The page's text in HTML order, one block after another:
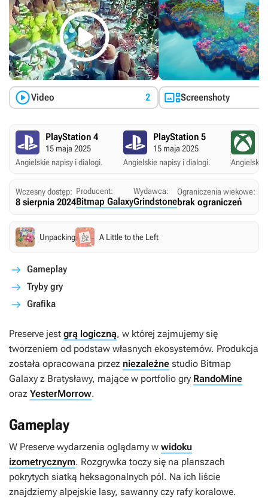

Video 2 Screenshoty
PlayStation 4
15 maja 2025
Angielskie napisy i dialogi.
PlayStation 5
15 maja 2025
Angielskie napisy i dialogi.
Angielskie
Wczesny dostęp:
8 sierpnia 2024
Producent:
Bitmap Galaxy
Wydawca:
Grindstone
Ograniczenia wiekowe:
brak ograniczeń
Unpacking A Little to the Left
Gameplay
Tryby gry
Grafika
Preserve jest grą logiczną, w której zajmujemy się
tworzeniem od podstaw własnych ekosystemów. Produkcja
została opracowana przez niezależne studio Bitmap
Galaxy z Bratysławy, mające w portfolio gry RandoMine
oraz YesterMorrow.
Gameplay
W Preserve wydarzenia oglądamy w widoku
izometrycznym. Rozgrywka toczy się na planszach
pokrytych siatką heksagonalnych pól. Na ich liście
znajdziemy alpejskie lasy, sawanny czy rafy koralowe.